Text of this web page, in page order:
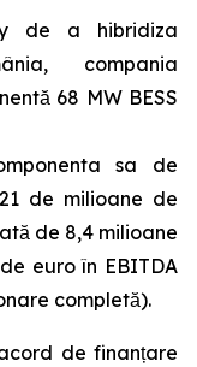
de a hibridiza
compania
68 MW BESS
sa de
de milioane de
de 8,4 milioane
euro în EBITDA
completă).
de finanțare